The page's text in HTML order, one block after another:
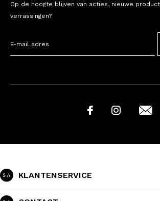
Op de hoogte blijven van acties, nieuwe
verrassingen?
KLANTENSERVICE